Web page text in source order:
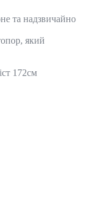
та надзвичайно
який
172см